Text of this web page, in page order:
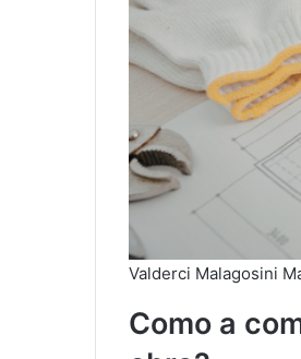
Valderci Malagosini
Como a